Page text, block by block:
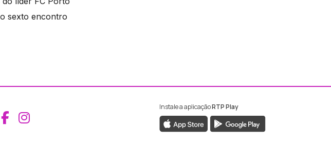
sexto encontro
Aceder ao Facebook da RTP Madeira
Aceder ao Instagram da RTP Madeira
Instale a aplicaçãoRTP Play